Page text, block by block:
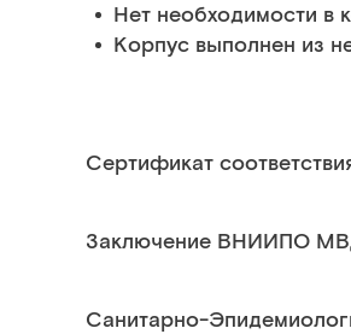
Нет необходимости в
Корпус выполнен из
Сертификат
Заключение ВНИИПО
Санитарно-